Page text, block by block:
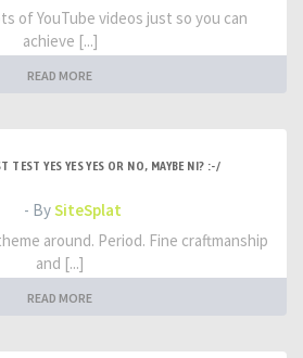
of YouTube videos just so you can
achieve [...]
READ MORE
TEST YES YES YES OR NO, MAYBE NI? :-/
- BySiteSplat
around. Period. Fine craftmanship
and [...]
READ MORE